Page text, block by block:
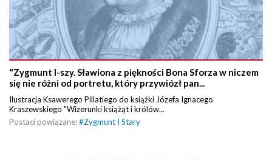
"Zygmunt I-szy. Sławiona z piękności Bona Sforza w niczem
się nie różni od portretu, który przywiózł pan...
Ilustracja Ksawerego Pillatiego do książki Józefa Ignacego
Kraszewskiego "Wizerunki książąt i królów...
Postaci powiązane:#Zygmunt I Stary